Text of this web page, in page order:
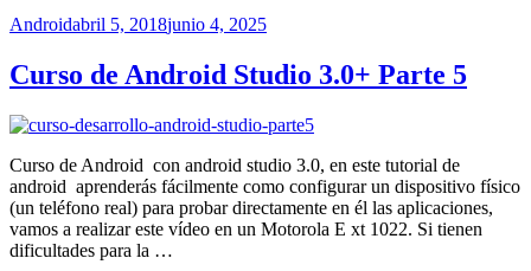
Androidabril 5, 2018junio 4, 2025
Curso de Android Studio 3.0+ Parte 5
Curso de Android con android studio 3.0, en este tutorial de
android aprenderás fácilmente como configurar un dispositivo físico
(un teléfono real) para probar directamente en él las aplicaciones,
vamos a realizar este vídeo en un Motorola E xt 1022. Si tienen
dificultades para la …